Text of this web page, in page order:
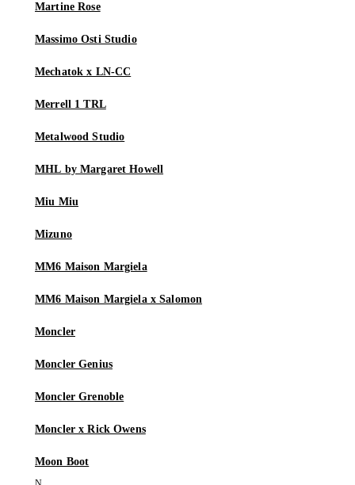
Martine Rose
Massimo Osti Studio
Mechatok x LN-CC
Merrell 1 TRL
Metalwood Studio
MHL by Margaret Howell
Miu Miu
Mizuno
MM6 Maison Margiela
MM6 Maison Margiela x Salomon
Moncler
Moncler Genius
Moncler Grenoble
Moncler x Rick Owens
Moon Boot